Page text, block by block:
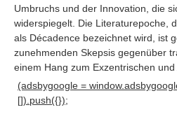
Umbruchs und der Innovation, die
widerspiegelt. Die Literaturepoche,
als Décadence bezeichnet wird, ist
zunehmenden Skepsis gegenüber
einem Hang zum Exzentrischen
(adsbygoogle =
[]).push({});